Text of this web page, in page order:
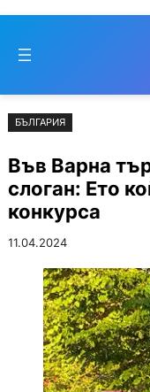
съдържанието
to
БЪЛГАРИЯ
Във Варна
слоган: Ето
конкурса
11.04.2024